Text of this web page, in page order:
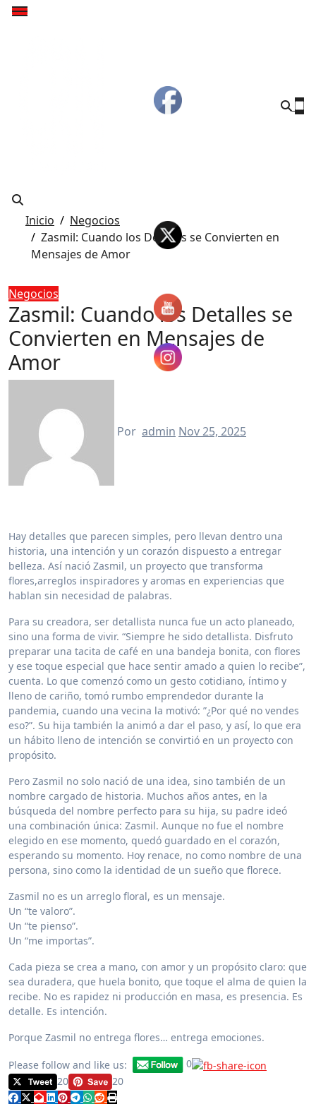
Inicio
Negocios
Zasmil: Cuando los Detalles se Convierten en
Mensajes de Amor
Negocios
Zasmil: Cuando los Detalles se
Convierten en Mensajes de
Amor
Por admin Nov 25, 2025
Hay detalles que parecen simples, pero llevan dentro una
historia, una intención y un corazón dispuesto a entregar
belleza. Así nació Zasmil, un proyecto que transforma
flores,arreglos inspiradores y aromas en experiencias que
hablan sin necesidad de palabras.
Para su creadora, ser detallista nunca fue un acto planeado,
sino una forma de vivir. “Siempre he sido detallista. Disfruto
preparar una tacita de café en una bandeja bonita, con flores
y ese toque especial que hace sentir amado a quien lo recibe”,
cuenta. Lo que comenzó como un gesto cotidiano, íntimo y
lleno de cariño, tomó rumbo emprendedor durante la
pandemia, cuando una vecina la motivó: ”¿Por qué no vendes
eso?”. Su hija también la animó a dar el paso, y así, lo que era
un hábito lleno de intención se convirtió en un proyecto con
propósito.
Pero Zasmil no solo nació de una idea, sino también de un
nombre cargado de historia. Muchos años antes, en la
búsqueda del nombre perfecto para su hija, su padre ideó
una combinación única: Zasmil. Aunque no fue el nombre
elegido en ese momento, quedó guardado en el corazón,
esperando su momento. Hoy renace, no como nombre de una
persona, sino como la identidad de un sueño que florece.
Zasmil no es un arreglo floral, es un mensaje.
Un “te valoro”.
Un “te pienso”.
Un “me importas”.
Cada pieza se crea a mano, con amor y un propósito claro: que
sea duradera, que huela bonito, que toque el alma de quien la
recibe. No es rapidez ni producción en masa, es presencia. Es
detalle. Es intención.
Porque Zasmil no entrega flores… entrega emociones.
Please follow and like us:
0
20
20